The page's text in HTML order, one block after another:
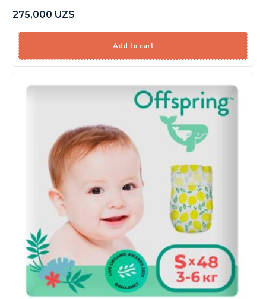
275,000 UZS
Add to cart